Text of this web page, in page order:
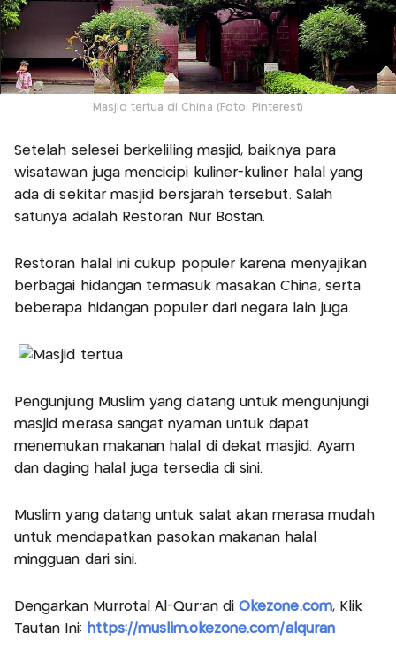
Masjid tertua di China (Foto: Pinterest)
Setelah selesei berkeliling masjid, baiknya para
wisatawan juga mencicipi kuliner-kuliner halal yang
ada di sekitar masjid bersjarah tersebut. Salah
satunya adalah Restoran Nur Bostan.
Restoran halal ini cukup populer karena menyajikan
berbagai hidangan termasuk masakan China, serta
beberapa hidangan populer dari negara lain juga.
Pengunjung Muslim yang datang untuk mengunjungi
masjid merasa sangat nyaman untuk dapat
menemukan makanan halal di dekat masjid. Ayam
dan daging halal juga tersedia di sini.
Muslim yang datang untuk salat akan merasa mudah
untuk mendapatkan pasokan makanan halal
mingguan dari sini.
Dengarkan Murrotal Al-Qur'an diOkezone.com, Klik
Tautan Ini: https://muslim.okezone.com/alquran